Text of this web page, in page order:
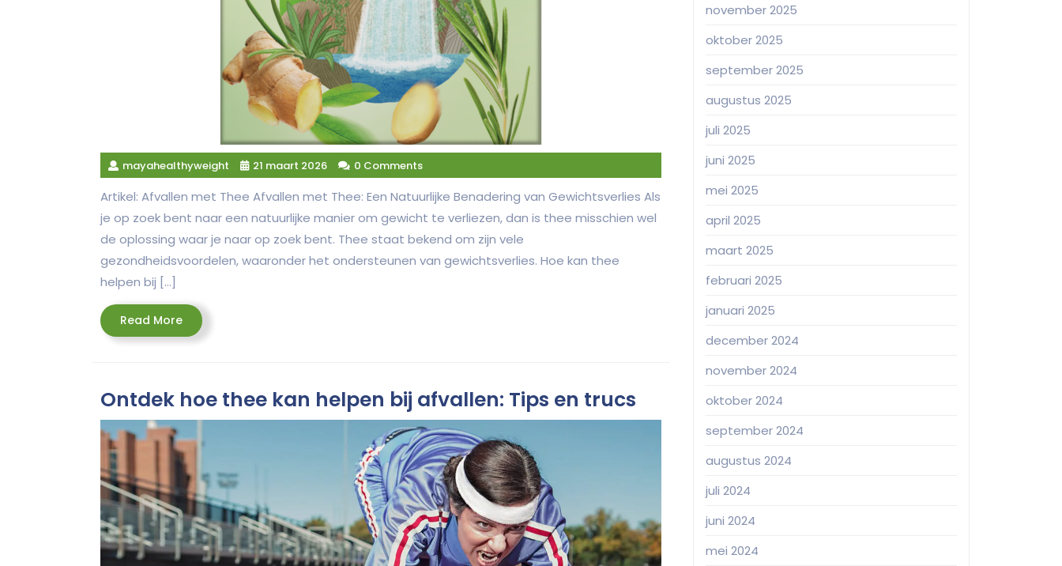
mayahealthyweight 21 maart 2026 0 Comments
Artikel: Afvallen met Thee Afvallen met Thee: Een Natuurlijke Benadering van Gewichtsverlies Als
je op zoek bent naar een natuurlijke manier om gewicht te verliezen, dan is thee misschien wel
de oplossing waar je naar op zoek bent. Thee staat bekend om zijn vele
gezondheidsvoordelen, waaronder het ondersteunen van gewichtsverlies. Hoe kan thee
helpen bij […]
Read MoreRead
More
Ontdek hoe thee kan helpen bij afvallen: Tips en trucs
november 2025
oktober 2025
september 2025
augustus 2025
juli 2025
juni 2025
mei 2025
april 2025
maart 2025
februari 2025
januari 2025
december 2024
november 2024
oktober 2024
september 2024
augustus 2024
juli 2024
juni 2024
mei 2024